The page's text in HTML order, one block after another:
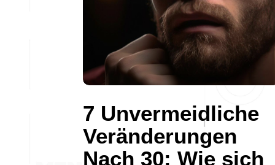
7 Unvermeidliche
Veränderungen
Nach 30: Wie sich